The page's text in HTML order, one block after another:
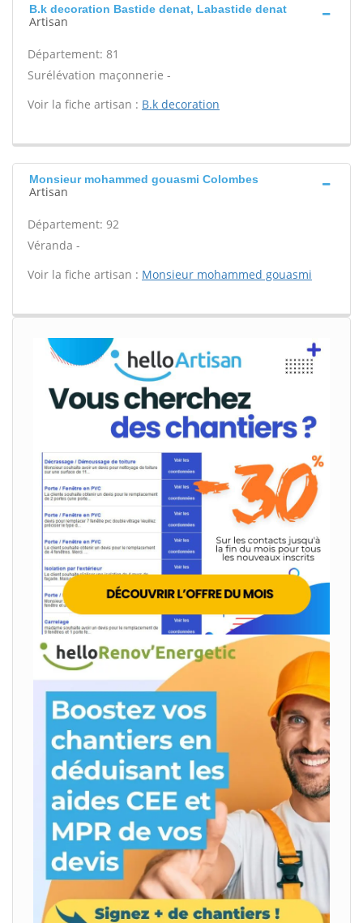
B.k decoration Bastide denat, Labastide denat
Artisan
Département: 81
Surélévation maçonnerie -
Voir la fiche artisan : B.k decoration
Monsieur mohammed gouasmi Colombes
Artisan
Département: 92
Véranda -
Voir la fiche artisan : Monsieur mohammed gouasmi